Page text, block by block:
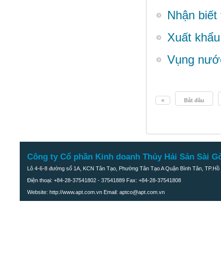
Nhận
Xuất
Vụng
« Bắt đầu
Công ty Cổ phần Kinh doanh Thủy Hải Sản Sài
Lô 4-6-8 đường số 1A, KCN Tân Tạo, Phường Tân Tạo A Quận Bình Tân, TP.Hồ
Điện thoại: +84-28-37541802 - 37541889 Fax: +84-28-37541808
Website: http://www.apt.com.vn Email: aptco@apt.com.vn